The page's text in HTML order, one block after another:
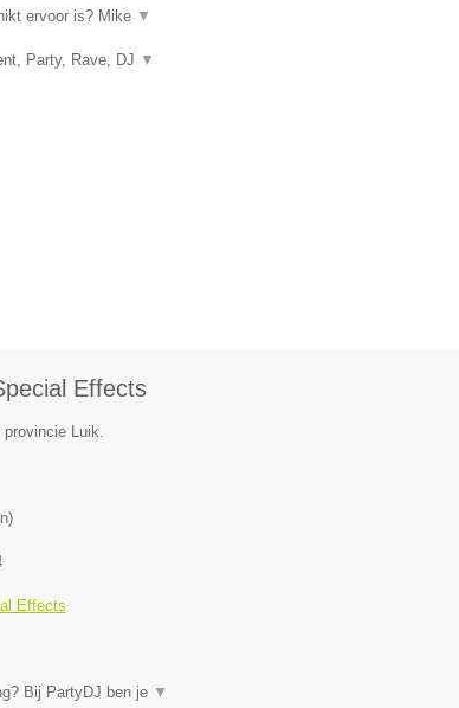
ervoor is? Mike ▼
Party, Rave, DJ ▼
Effects
Luik.
)
Effects
Bij PartyDJ ben je ▼